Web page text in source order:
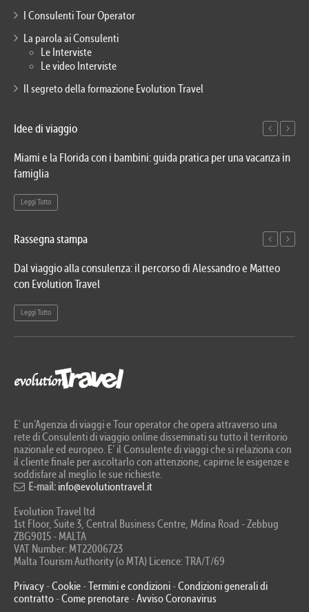
I Consulenti Tour Operator
La parola ai Consulenti
Le Interviste
Le video Interviste
Il segreto della formazione Evolution Travel
Idee di viaggio
Miami e la Florida con i bambini: guida pratica per una vacanza in
famiglia
Leggi Tutto
Rassegna stampa
Dal viaggio alla consulenza: il percorso di Alessandro e Matteo
con Evolution Travel
Leggi Tutto
E' un’Agenzia di viaggi e Tour operator che opera attraverso una
rete di Consulenti di viaggio online disseminati su tutto il territorio
nazionale ed europeo. E’ il Consulente di viaggi che si relaziona con
il cliente finale per ascoltarlo con attenzione, capirne le esigenze e
soddisfare al meglio le sue richieste.
E-mail: info@evolutiontravel.it
Evolution Travel ltd
1st Floor, Suite 3, Central Business Centre, Mdina Road - Zebbug
ZBG9015 - MALTA
VAT Number: MT22006723
Malta Tourism Authority (o MTA) Licence: TRA/T/69
Privacy -Cookie -Termini e condizioni -Condizioni generali di
contratto -Come prenotare -Avviso Coronavirus